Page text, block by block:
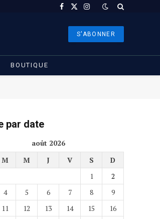
Facebook
X
Instagram
S'ABONNER
BOUTIQUE
par date
août 2026
M M J V S
D
1
2
4 5 6 7 8
9
11 12 13 14 15
16